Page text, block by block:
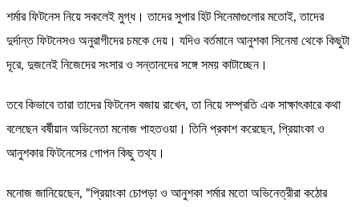
শর্মার ফিটনেস নিয়ে সকলেই মুগ্ধ। তাদের সুপার হিট সিনেমাগুলোর মতোই, তাদের
দুর্দান্ত ফিটনেসও অনুরাগীদের চমকে দেয়। যদিও বর্তমানে আনুশকা সিনেমা থেকে কিছুটা
দূরে, দুজনেই নিজেদের সংসার ও সন্তানদের সঙ্গে সময় কাটাচ্ছেন।
তবে কিভাবে তারা তাদের ফিটনেস বজায় রাখেন, তা নিয়ে সম্প্রতি এক সাক্ষাৎকারে কথা
বলেছেন বর্ষীয়ান অভিনেতা মনোজ পাহতওয়া। তিনি প্রকাশ করেছেন, প্রিয়াংকা ও
আনুশকার ফিটনেসের গোপন কিছু তথ্য।
মনোজ জানিয়েছেন, “প্রিয়াংকা চোপড়া ও আনুশকা শর্মার মতো অভিনেত্রীরা কঠোর